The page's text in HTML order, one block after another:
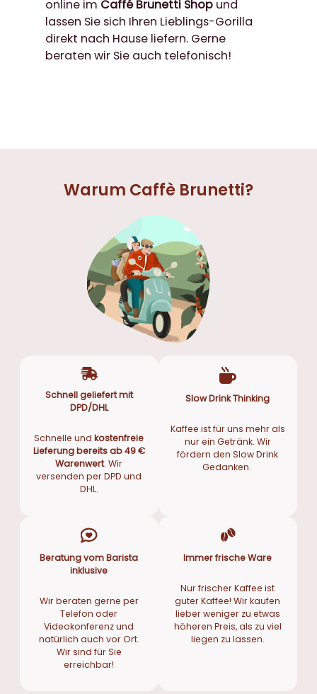
online im Caffé Brunetti Shop und
lassen Sie sich Ihren Lieblings-Gorilla
direkt nach Hause liefern. Gerne
beraten wir Sie auch telefonisch!
Warum Caffè Brunetti?
Schnell geliefert mit
DPD/DHL
Schnelle undkostenfreie
Lieferung bereits ab 49 €
Warenwert. Wir
versenden per DPD und
DHL.
Slow Drink Thinking
Kaffee ist für uns mehr als
nur ein Getränk. Wir
fördern den Slow Drink
Gedanken.
Beratung vom Barista
inklusive
Wir beraten gerne per
Telefon oder
Videokonferenz und
natürlich auch vor Ort.
Wir sind für Sie
erreichbar!
Immer frische Ware
Nur frischer Kaffee ist
guter Kaffee! Wir kaufen
lieber weniger zu etwas
höheren Preis, als zu viel
liegen zu lassen.